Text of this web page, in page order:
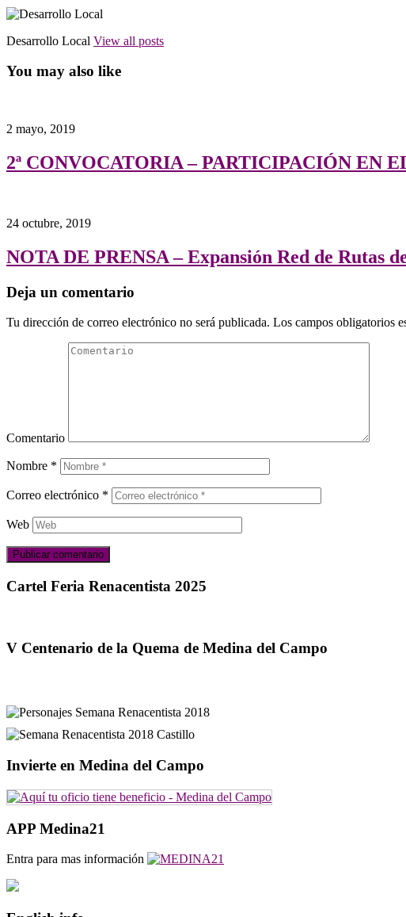
Desarrollo Local View all posts
You may also like
2 mayo, 2019
2ª CONVOCATORIA – PARTICIPACIÓN EN
24 octubre, 2019
NOTA DE PRENSA – Expansión Red de Rutas
Deja un comentario
Tu dirección de correo electrónico no será publicada. Los campos obligatorios
Comentario
Nombre *
Correo electrónico *
Web
Cartel Feria Renacentista 2025
V Centenario de la Quema de Medina del Campo
Invierte en Medina del Campo
APP Medina21
Entra para mas información